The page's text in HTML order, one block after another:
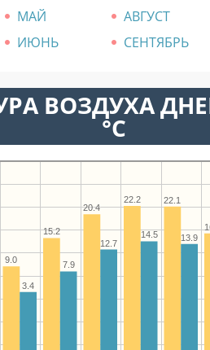
МАЙ
АВГУСТ
ИЮНЬ СЕНТЯБРЬ
ВОЗДУХА
°C
22.1
22.2
20.4
15.2
9.0
13.9
14.5
12.7
7.9
3.4